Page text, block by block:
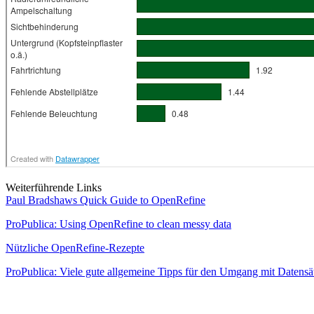
Weiterführende Links
Paul Bradshaws Quick Guide to OpenRefine
ProPublica: Using OpenRefine to clean messy data
Nützliche OpenRefine-Rezepte
ProPublica: Viele gute allgemeine Tipps für den Umgang mit